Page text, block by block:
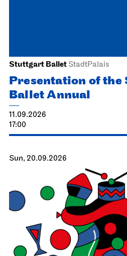
Stuttgart Ballet StadtPalais
Presentation of
Ballet Annual
11.09.2026
17:00
Sun, 20.09.2026